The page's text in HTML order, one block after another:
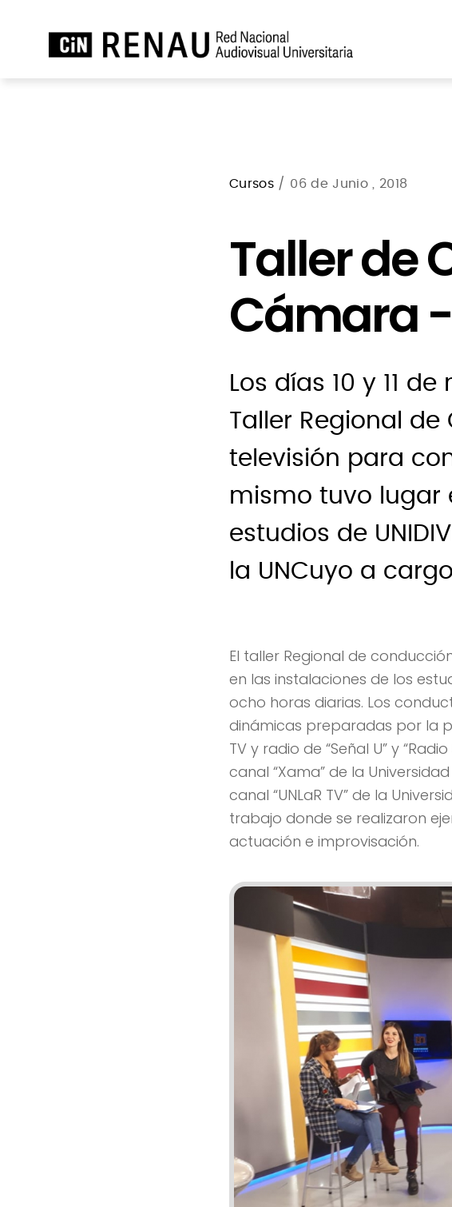
Cursos / 06 de Junio , 2018
Taller de
Cámara
Los días 10 y 11
Taller Regional
televisión para
mismo tuvo lugar
estudios de
la UNCuyo a
El taller Regional de
en las instalaciones de los
ocho horas diarias. Los
dinámicas preparadas por la
TV y radio de “Señal U” y
canal “Xama” de la
canal “UNLaR TV” de la
trabajo donde se realizaron
actuación e improvisación.